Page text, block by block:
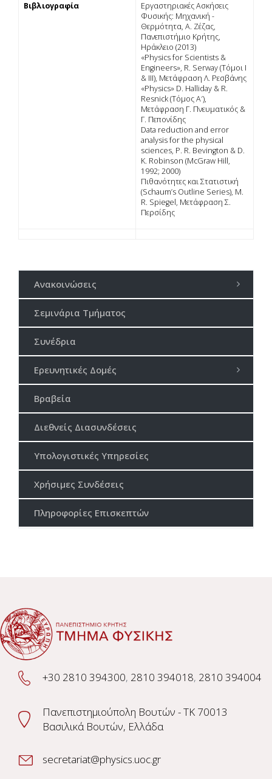
Βιβλιογραφία
Εργαστηριακές Ασκήσεις
Φυσικής: Μηχανική -
Θερµότητα, Α. Ζέζας,
Πανεπιστήµιο Κρήτης,
Ηράκλειο (2013)
«Physics for Scientists &
Engineers», R. Serway (Τόµοι Ι
& ΙΙΙ), Μετάφραση Λ. Ρεσβάνης
«Physics» D. Halliday & R.
Resnick (Τόµος Α′),
Μετάφραση Γ. Πνευµατικός &
Γ. Πεπονίδης
Data reduction and error
analysis for the physical
sciences, P. R. Bevington & D.
K. Robinson (McGraw Hill,
1992; 2000)
Πιθανότητες και Στατιστική
(Schaum’s Outline Series), M.
R. Spiegel, Μετάφραση Σ.
Περσίδης
Ανακοινώσεις
Σεμινάρια Τμήματος
Συνέδρια
Ερευνητικές Δομές
Βραβεία
Διεθνείς Διασυνδέσεις
Υπολογιστικές Υπηρεσίες
Χρήσιμες Συνδέσεις
Πληροφορίες Επισκεπτών
+30 2810 394300, 2810 394018, 2810 394004
Πανεπιστημιούπολη Βουτών - TK 70013
Βασιλικά Βουτών, Ελλάδα
secretariat@physics.uoc.gr